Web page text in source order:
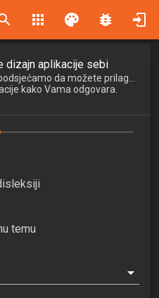
apps palette bug_report
u cilju održivog
development
(doktorski)
dizajn aplikacije sebi
kako Vama odgovara.
temu